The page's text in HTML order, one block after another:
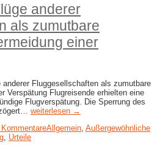
anderer
als zumutbare
einer
Fluggesellschaften als zumutbare
Verspätung Flugreisende erhielten eine
Flugverspätung. Die Sperrung des
weiterlesen →
Allgemein Außergewöhnliche
Urteile